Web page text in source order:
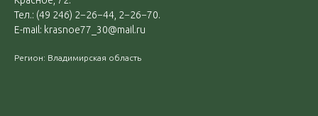
Тел.: (49 246) 2−26−44, 2−26−70.
E-mail: krasnoe77_30@mail.ru
Регион: Владимирская область